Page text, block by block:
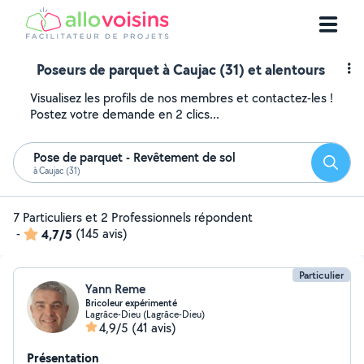
Poseurs de parquet à Caujac (31) et alentours
Visualisez les profils de nos membres et contactez-les !
Postez votre demande en 2 clics...
Pose de parquet - Revêtement de sol
à Caujac (31)
7 Particuliers et 2 Professionnels répondent
-
4,7/5 (145 avis)
Particulier
Yann Reme
Bricoleur expérimenté
Lagrâce-Dieu (Lagrâce-Dieu)
4,9/5 (41 avis)
Présentation